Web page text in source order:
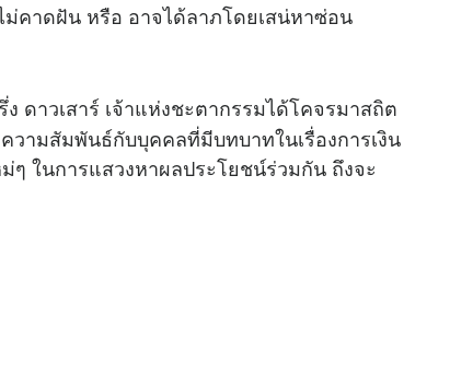
u
คาดฝัน หรือ อาจได้ลาภโดยเสน่หาซ่อน
ดาวเสาร์ เจ้าแห่งชะตากรรมได้โคจรมาสถิต
วามสัมพันธ์กับบุคคลที่มีบทบาทในเรื่องการเงิน
ในการแสวงหาผลประโยชน์ร่วมกัน ถึงจะ